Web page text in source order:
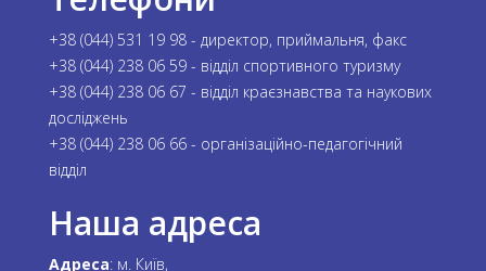
+38 (044) 531 19 98 - директор, приймальня, факс
+38 (044) 238 06 59 - відділ спортивного туризму
+38 (044) 238 06 67 - відділ краєзнавства та наукових
досліджень
+38 (044) 238 06 66 - організаційно-педагогічний
відділ
Наша адреса
Адреса: м. Київ,